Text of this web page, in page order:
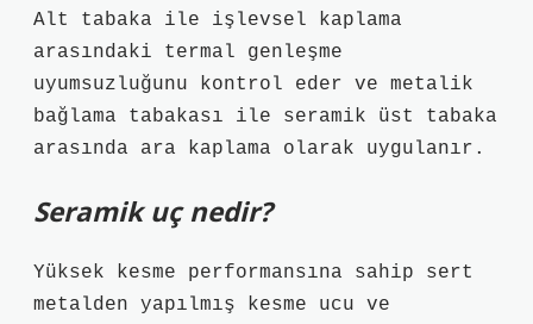
Alt tabaka ile işlevsel kaplama
arasındaki termal genleşme
uyumsuzluğunu kontrol eder ve metalik
bağlama tabakası ile seramik üst tabaka
arasında ara kaplama olarak uygulanır.
Seramik uç nedir?
Yüksek kesme performansına sahip sert
metalden yapılmış kesme ucu ve